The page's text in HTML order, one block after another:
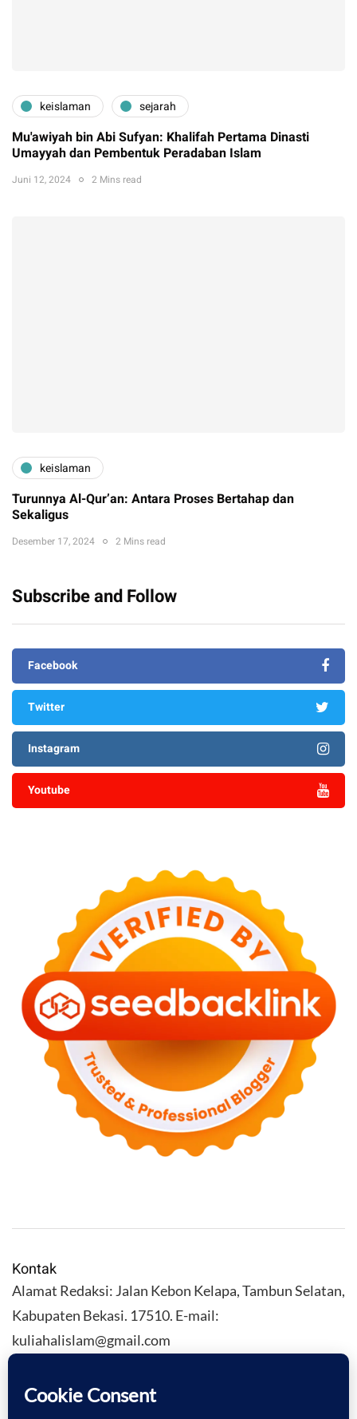
keislaman sejarah
Mu'awiyah bin Abi Sufyan: Khalifah Pertama Dinasti
Umayyah dan Pembentuk Peradaban Islam
Juni 12, 2024 2 Mins read
keislaman
Turunnya Al-Qur’an: Antara Proses Bertahap dan
Sekaligus
Desember 17, 2024 2 Mins read
Subscribe and Follow
Facebook
Twitter
Instagram
Youtube
Kontak
Alamat Redaksi: Jalan Kebon Kelapa, Tambun Selatan,
Kabupaten Bekasi. 17510. E-mail:
kuliahalislam@gmail.com